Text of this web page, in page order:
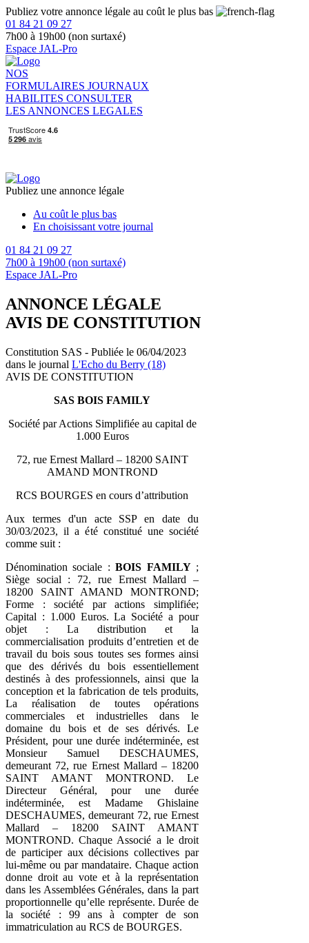
Publiez votre annonce légale au coût le plus bas
01 84 21 09 27
7h00 à 19h00 (non surtaxé)
Espace JAL-Pro
NOS
FORMULAIRES JOURNAUX
HABILITES CONSULTER
LES ANNONCES LEGALES
Publiez une annonce légale
Au coût le plus bas
En choisissant votre journal
01 84 21 09 27
7h00 à 19h00 (non surtaxé)
Espace JAL-Pro
ANNONCE LÉGALE
AVIS DE CONSTITUTION
Constitution SAS - Publiée le 06/04/2023
dans le journal L'Echo du Berry (18)
AVIS DE CONSTITUTION
SAS BOIS FAMILY
Société par Actions Simplifiée au capital de
1.000 Euros
72, rue Ernest Mallard – 18200 SAINT
AMAND MONTROND
RCS BOURGES en cours d’attribution
Aux termes d'un acte SSP en date du
30/03/2023, il a été constitué une société
comme suit :
Dénomination sociale :BOIS FAMILY;
Siège social : 72, rue Ernest Mallard –
18200 SAINT AMAND MONTROND;
Forme : société par actions simplifiée;
Capital : 1.000 Euros. La Société a pour
objet : La distribution et la
commercialisation produits d’entretien et de
travail du bois sous toutes ses formes ainsi
que des dérivés du bois essentiellement
destinés à des professionnels, ainsi que la
conception et la fabrication de tels produits,
La réalisation de toutes opérations
commerciales et industrielles dans le
domaine du bois et de ses dérivés. Le
Président, pour une durée indéterminée, est
Monsieur Samuel DESCHAUMES,
demeurant 72, rue Ernest Mallard – 18200
SAINT AMANT MONTROND. Le
Directeur Général, pour une durée
indéterminée, est Madame Ghislaine
DESCHAUMES, demeurant 72, rue Ernest
Mallard – 18200 SAINT AMANT
MONTROND. Chaque Associé a le droit
de participer aux décisions collectives par
lui-même ou par mandataire. Chaque action
donne droit au vote et à la représentation
dans les Assemblées Générales, dans la part
proportionnelle qu’elle représente. Durée de
la société : 99 ans à compter de son
immatriculation au RCS de BOURGES.